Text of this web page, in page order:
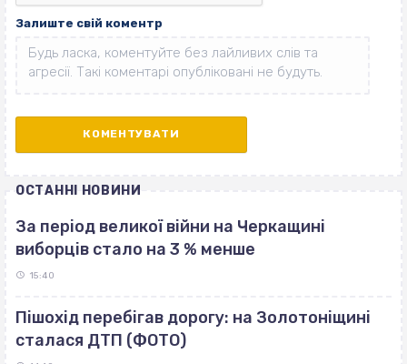
Залиште свій коментр
ОСТАННІ НОВИНИ
За період великої війни на Черкащині
виборців стало на 3 % менше
15:40
Пішохід перебігав дорогу: на Золотоніщині
сталася ДТП (ФОТО)